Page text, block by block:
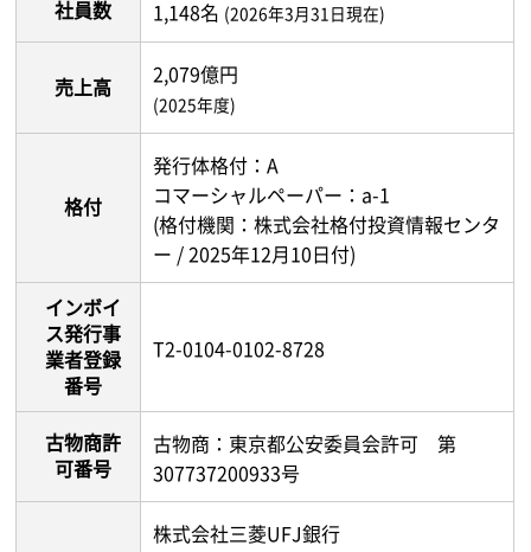
社員数 1,148名 (2026年3月31日現在)
売上高
2,079億円
(2025年度)
格付
発行体格付：A
コマーシャルペーパー：a-1
(格付機関：株式会社格付投資情報センタ
ー / 2025年12月10日付)
インボイ
ス発行事
業者登録
番号
T2-0104-0102-8728
古物商許
可番号
古物商：東京都公安委員会許可 第
307737200933号
株式会社三菱UFJ銀行